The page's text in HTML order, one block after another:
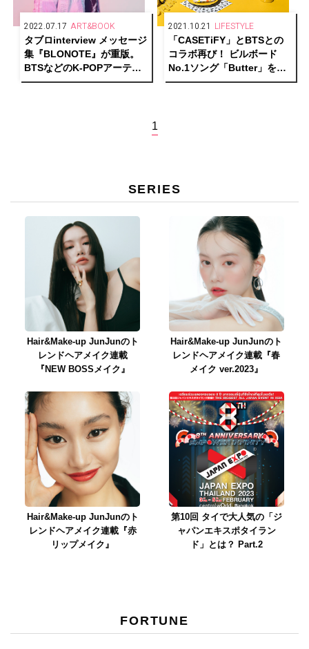
2022.07.17 ART&BOOK
タブロinterview メッセージ
集『BLONOTE』が重版。
BTSなどのK-POPアーティ
ストをはじめ、多くの人の
2021.10.21 LIFESTYLE
「CASETiFY」とBTSとの
コラボ再び！ ビルボード
No.1ソング「Butter」をテ
ーマにしたコレクションを
1
SERIES
Hair&Make-up JunJunのト
レンドヘアメイク連載
『NEW BOSSメイク』
Hair&Make-up JunJunのト
レンドヘアメイク連載『春
メイク ver.2023』
Hair&Make-up JunJunのト
レンドヘアメイク連載『赤
リップメイク』
第10回 タイで大人気の「ジ
ャパンエキスポタイラン
ド」とは？ Part.2
FORTUNE